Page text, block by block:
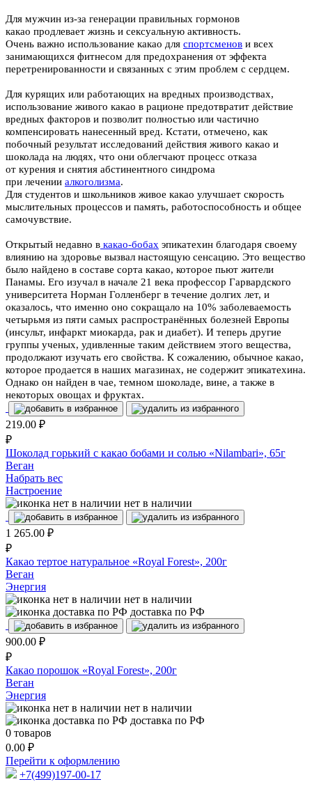
Для мужчин из-за генерации правильных гормонов
какао продлевает жизнь и сексуальную активность.
Очень важно использование какао для спортсменов и всех
занимающихся фитнесом для предохранения от эффекта
перетренированности и связанных с этим проблем с сердцем.
Для курящих или работающих на вредных производствах,
использование живого какао в рационе предотвратит действие
вредных факторов и позволит полностью или частично
компенсировать нанесенный вред. Кстати, отмечено, как
побочный результат исследований действия живого какао и
шоколада на людях, что они облегчают процесс отказа
от курения и снятия абстинентного синдрома
при лечении алкоголизма.
Для студентов и школьников живое какао улучшает скорость
мыслительных процессов и память, работоспособность и общее
самочувствие.
Открытый недавно в какао-бобах эпикатехин благодаря своему
влиянию на здоровье вызвал настоящую сенсацию. Это вещество
было найдено в составе сорта какао, которое пьют жители
Панамы. Его изучал в начале 21 века профессор Гарвардского
университета Норман Голленберг в течение долгих лет, и
оказалось, что именно оно сокращало на 10% заболеваемость
четырьмя из пяти самых распространённых болезней Европы
(инсульт, инфаркт миокарда, рак и диабет). И теперь другие
группы ученых, удивленные таким действием этого вещества,
продолжают изучать его свойства. К сожалению, обычное какао,
которое продается в наших магазинах, не содержит эпикатехина.
Однако он найден в чае, темном шоколаде, вине, а также в
некоторых овощах и фруктах.
219.00 ₽
₽
Шоколад горький с какао бобами и солью «Nilambari», 65г
Веган
Набрать вес
Настроение
нет в наличии
1 265.00 ₽
₽
Какао тертое натуральное «Royal Forest», 200г
Веган
Энергия
нет в наличии
доставка по РФ
900.00 ₽
₽
Какао порошок «Royal Forest», 200г
Веган
Энергия
нет в наличии
доставка по РФ
0 товаров
0.00 ₽
Перейти к оформлению
+7(499)197-00-17